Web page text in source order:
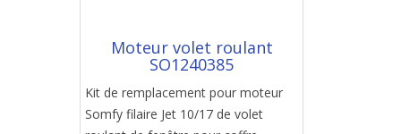
Moteur volet roulant
SO1240385
Kit de remplacement pour moteur
Somfy filaire Jet 10/17 de volet